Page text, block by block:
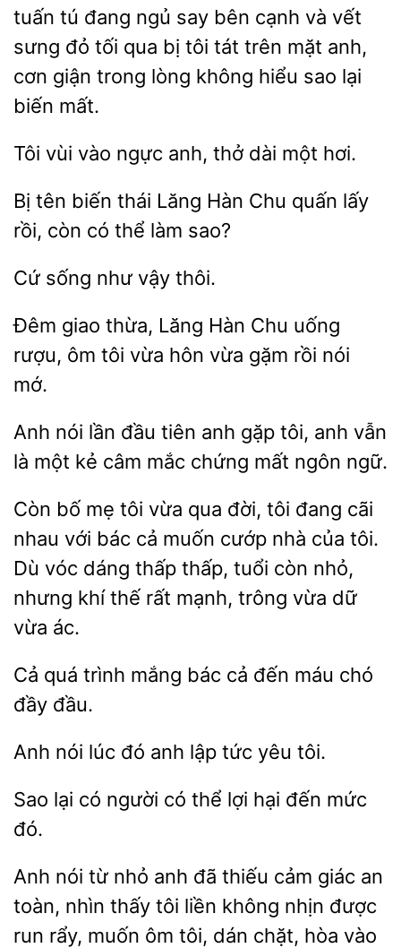
tuấn tú đang ngủ say bên cạnh và vết
sưng đỏ tối qua bị tôi tát
mặt anh,
cơn giận trong lòng không hiểu sao lại
biến mất.
Tôi vùi ngực anh, thở dài
Bị biến thái Lăng Hàn
quấn lấy
rồi, còn có thể làm
như vậy
Đêm giao thừa,
Hàn Chu uống
ôm tôi vừa hôn vừa gặm rồi nói
Anh nói lần đầu tiên anh gặp tôi, anh vẫn
là
kẻ câm chứng mất ngôn
Còn bố mẹ tôi vừa qua đời,
đang cãi
nhau với bác cả muốn cướp nhà của tôi.
Dù vóc dáng thấp thấp, tuổi còn nhỏ,
nhưng khí thế rất mạnh, trông vừa
ác.
Cả quá trình mắng cả
máu chó
đầy
Anh lúc đó tức yêu tôi.
Sao lại có
thể lợi hại đến
đó.
nói từ nhỏ anh đã thiếu cảm giác an
toàn, nhìn thấy
liền
nhịn được
run rẩy, muốn ôm tôi, dán chặt, hòa vào